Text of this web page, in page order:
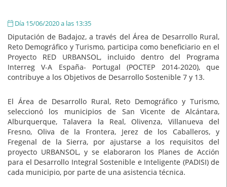
Día 15/06/2020 a las 13:35
Diputación de Badajoz, a través del Área de Desarrollo Rural,
Reto Demográfico y Turismo, participa como beneficiario en el
Proyecto RED URBANSOL, incluido dentro del Programa
Interreg V-A España- Portugal (POCTEP 2014-2020), que
contribuye a los Objetivos de Desarrollo Sostenible 7 y 13.
El Área de Desarrollo Rural, Reto Demográfico y Turismo,
seleccionó los municipios de San Vicente de Alcántara,
Alburquerque, Talavera la Real, Olivenza, Villanueva del
Fresno, Oliva de la Frontera, Jerez de los Caballeros, y
Fregenal de la Sierra, por ajustarse a los requisitos del
proyecto URBANSOL, y se elaboraron los Planes de Acción
para el Desarrollo Integral Sostenible e Inteligente (PADISI) de
cada municipio, por parte de una asistencia técnica.